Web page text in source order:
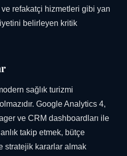
refakatçi hizmetleri gibi yan
belirleyen kritik
sağlık turizmi
Google Analytics 4,
ve CRM dashboardları ile
takip etmek, bütçe
stratejik kararlar almak